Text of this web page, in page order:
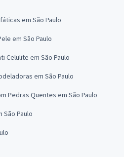
em São Paulo
em São Paulo
Celulite em São Paulo
em São Paulo
Pedras Quentes em São Paulo
Paulo